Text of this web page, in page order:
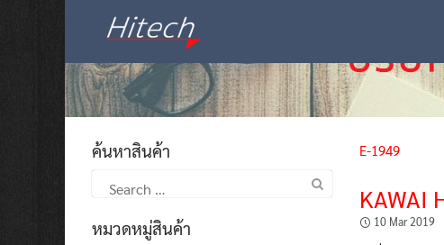
E-1949
KAWAI
10 Mar 2019
ค้นหาสินค้า
for:
หมวดหมู่สินค้า